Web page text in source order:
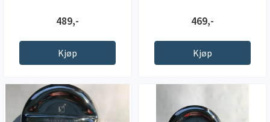
489,-
Kjøp
469,-
Kjøp